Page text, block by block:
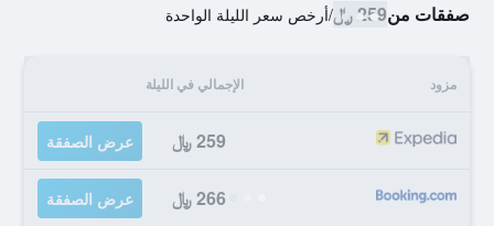
صفقات من259 ﷼ /أرخص سعر الليلة الواحدة
مزود الإجمالي في الليلة
259 ﷼ عرض الصفقة
266 ﷼ عرض الصفقة